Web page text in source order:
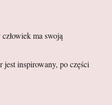
ma swoją
inspirowany, po części